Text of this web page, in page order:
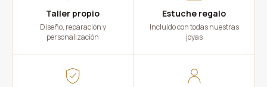
Taller propio
Diseño, reparación y
personalización
Estuche regalo
Incluido con todas nuestras
joyas